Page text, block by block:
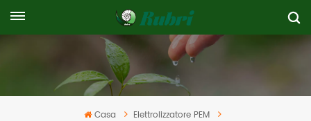
Casa
Elettrolizzatore PEM